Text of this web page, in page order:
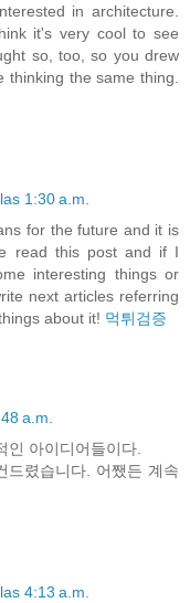
in architecture.
it's very cool to see
so, too, so you drew
the same thing.
1:30 a.m.
for the future and it is
read this post and if I
interesting things or
next articles referring
about it! 먹튀검증
a.m.
인 아이디어들이다.
드렸습니다. 어쨌든 계속
4:13 a.m.